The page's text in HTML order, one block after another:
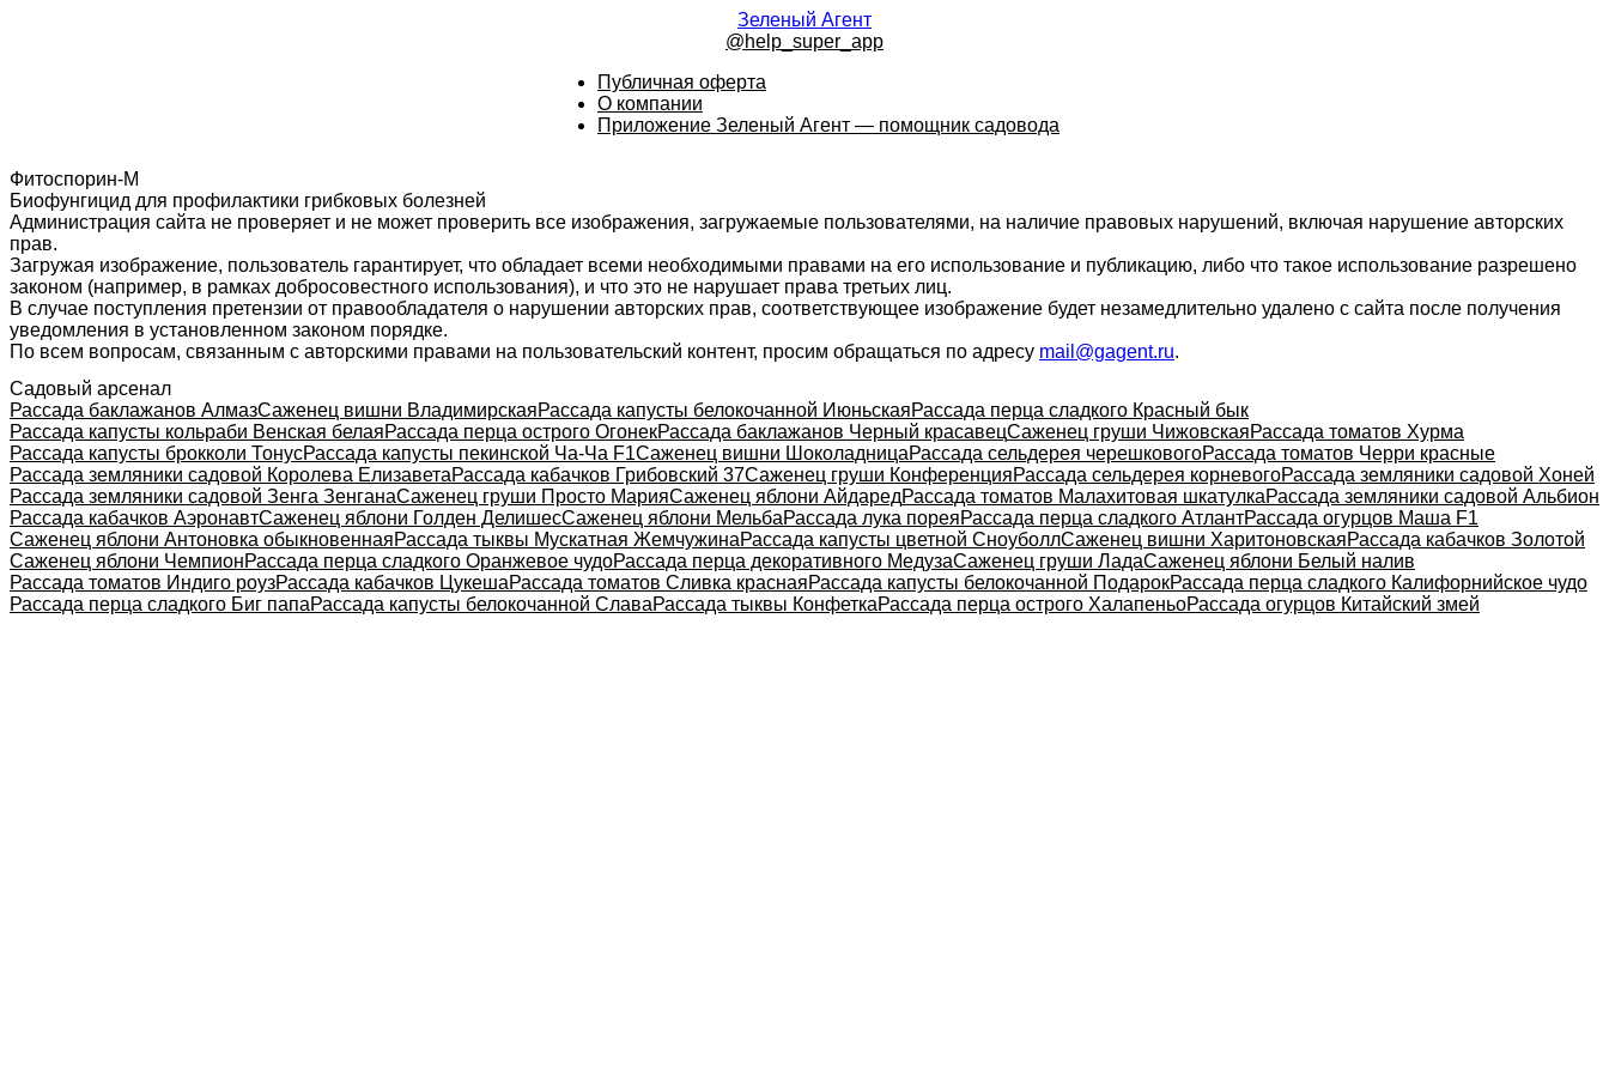
Зеленый Агент
@help_super_app
Публичная оферта
О компании
Приложение Зеленый Агент — помощник садовода
Фитоспорин-М
Биофунгицид для профилактики грибковых болезней
Администрация сайта не проверяет и не может проверить все изображения, загружаемые пользователями, на наличие правовых нарушений, включая нарушение авторских
прав.
Загружая изображение, пользователь гарантирует, что обладает всеми необходимыми правами на его использование и публикацию, либо что такое использование разрешено
законом (например, в рамках добросовестного использования), и что это не нарушает права третьих лиц.
В случае поступления претензии от правообладателя о нарушении авторских прав, соответствующее изображение будет незамедлительно удалено с сайта после получения
уведомления в установленном законом порядке.
По всем вопросам, связанным с авторскими правами на пользовательский контент, просим обращаться по адресу mail@gagent.ru.
Садовый арсенал
Рассада баклажанов АлмазСаженец вишни ВладимирскаяРассада капусты белокочанной ИюньскаяРассада перца сладкого Красный бык
Рассада капусты кольраби Венская белаяРассада перца острого ОгонекРассада баклажанов Черный красавецСаженец груши ЧижовскаяРассада томатов Хурма
Рассада капусты брокколи ТонусРассада капусты пекинской Ча-Ча F1Саженец вишни ШоколадницаРассада сельдерея черешковогоРассада томатов Черри красные
Рассада земляники садовой Королева ЕлизаветаРассада кабачков Грибовский 37Саженец груши КонференцияРассада сельдерея корневогоРассада земляники садовой Хоней
Рассада земляники садовой Зенга ЗенганаСаженец груши Просто МарияСаженец яблони АйдаредРассада томатов Малахитовая шкатулкаРассада земляники садовой Альбион
Рассада кабачков АэронавтСаженец яблони Голден ДелишесСаженец яблони МельбаРассада лука пореяРассада перца сладкого АтлантРассада огурцов Маша F1
Саженец яблони Антоновка обыкновеннаяРассада тыквы Мускатная ЖемчужинаРассада капусты цветной СноуболлСаженец вишни ХаритоновскаяРассада кабачков Золотой
Саженец яблони ЧемпионРассада перца сладкого Оранжевое чудоРассада перца декоративного МедузаСаженец груши ЛадаСаженец яблони Белый налив
Рассада томатов Индиго роузРассада кабачков ЦукешаРассада томатов Сливка краснаяРассада капусты белокочанной ПодарокРассада перца сладкого Калифорнийское чудо
Рассада перца сладкого Биг папаРассада капусты белокочанной СлаваРассада тыквы КонфеткаРассада перца острого ХалапеньоРассада огурцов Китайский змей